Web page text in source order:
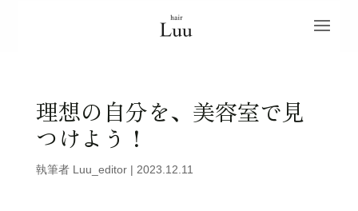
理想の自分を、美容室で見
つけよう！
執筆者 Luu_editor| 2023.12.11